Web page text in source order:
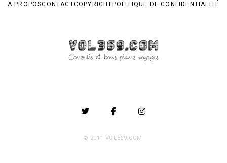
A PROPOSCONTACTCOPYRIGHT POLITIQUE DE CONFIDENTIALITÉ
© 2011 VOL369.COM